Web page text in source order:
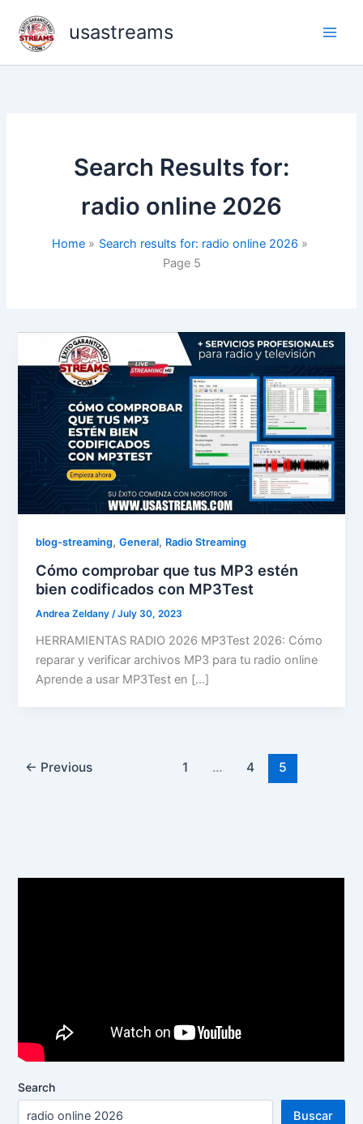
content
usastreams
Search Results for:
radio online 2026
Home
Search results for: radio online 2026
Page 5
blog-streaming,General, Radio Streaming
Cómo comprobar que tus MP3 estén
bien codificados con MP3Test
Andrea Zeldany/July 30, 2023
HERRAMIENTAS RADIO 2026 MP3Test 2026: Cómo
reparar y verificar archivos MP3 para tu radio online
Aprende a usar MP3Test en […]
← Previous 1 … 4 5
Search
Buscar